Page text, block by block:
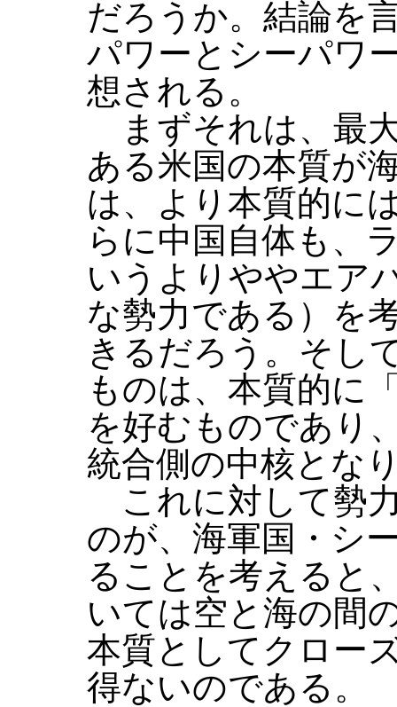
だろうか。結論を
パワーとシーパワ
想される。
まずそれは、最
ある米国の本質が
は、より本質的に
らに中国自体も、
いうよりややエア
な勢力である）を
きるだろう。そし
ものは、本質的に
を好むものであり
統合側の中核とな
これに対して勢
のが、海軍国・シ
ることを考えると
いては空と海の間
本質としてクロー
得ないのである。